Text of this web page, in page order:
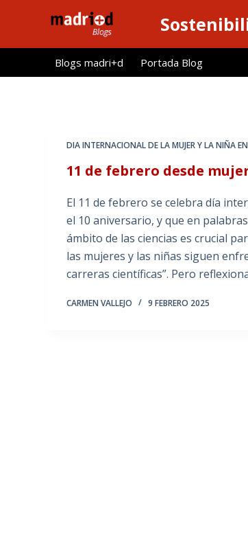
l
Blogs madri+d Portada Blog
DIA INTERNACIONAL DE LA MUJER Y LA NIÑA
11 de febrero desde
El 11 de febrero se celebra día
el 10 aniversario, y que en
ámbito de las ciencias es crucial
las mujeres y las niñas siguen
carreras científicas”. Pero
CARMEN VALLEJO 9 FEBRERO 2025